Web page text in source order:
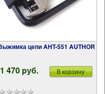
Выжимка цепи AHT-551 AUTHOR
1 470 pуб. В корзину